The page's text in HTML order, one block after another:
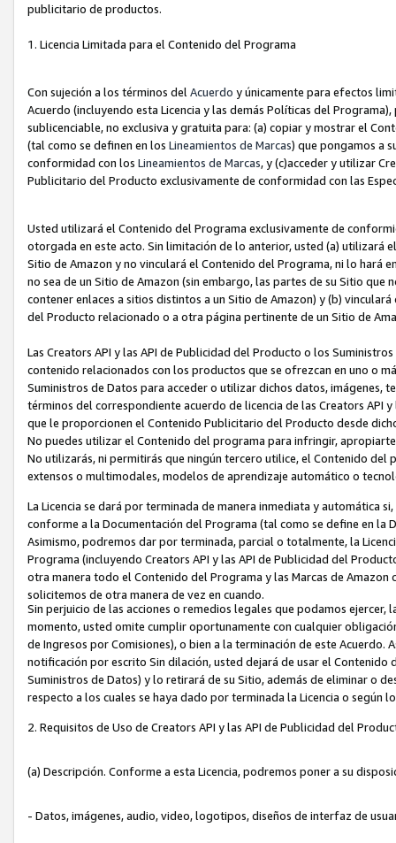
publicitario de productos.
1. Licencia Limitada para el Contenido del Programa
Con sujeción a los términos del Acuerdo y únicamente para efectos
Acuerdo (incluyendo esta Licencia y las demás Políticas del
sublicenciable, no exclusiva y gratuita para: (a) copiar y mostrar el
(tal como se definen en los Lineamientos de Marcas) que pongamos a
conformidad con los Lineamientos de Marcas, y (c)acceder y utilizar
Publicitario del Producto exclusivamente de conformidad con las
Usted utilizará el Contenido del Programa exclusivamente de
otorgada en este acto. Sin limitación de lo anterior, usted (a) utilizará
Sitio de Amazon y no vinculará el Contenido del Programa, ni lo hará
no sea de un Sitio de Amazon (sin embargo, las partes de su Sitio
contener enlaces a sitios distintos a un Sitio de Amazon) y (b)
del Producto relacionado o a otra página pertinente de un Sitio de
Las Creators API y las API de Publicidad del Producto o los
contenido relacionados con los productos que se ofrezcan en uno o
Suministros de Datos para acceder o utilizar dichos datos,
términos del correspondiente acuerdo de licencia de las Creators API
que le proporcionen el Contenido Publicitario del Producto desde
No puedes utilizar el Contenido del programa para infringir,
No utilizarás, ni permitirás que ningún tercero utilice, el Contenido
extensos o multimodales, modelos de aprendizaje automático o
La Licencia se dará por terminada de manera inmediata y automática
conforme a la Documentación del Programa (tal como se define en la
Asimismo, podremos dar por terminada, parcial o totalmente, la
Programa (incluyendo Creators API y las API de Publicidad del
otra manera todo el Contenido del Programa y las Marcas de
solicitemos de otra manera de vez en cuando.
Sin perjuicio de las acciones o remedios legales que podamos
momento, usted omite cumplir oportunamente con cualquier
de Ingresos por Comisiones), o bien a la terminación de este
notificación por escrito Sin dilación, usted dejará de usar el
Suministros de Datos) y lo retirará de su Sitio, además de eliminar o
respecto a los cuales se haya dado por terminada la Licencia o según
2. Requisitos de Uso de Creators API y las API de Publicidad del
(a) Descripción. Conforme a esta Licencia, podremos poner a su
- Datos, imágenes, audio, video, logotipos, diseños de interfaz de